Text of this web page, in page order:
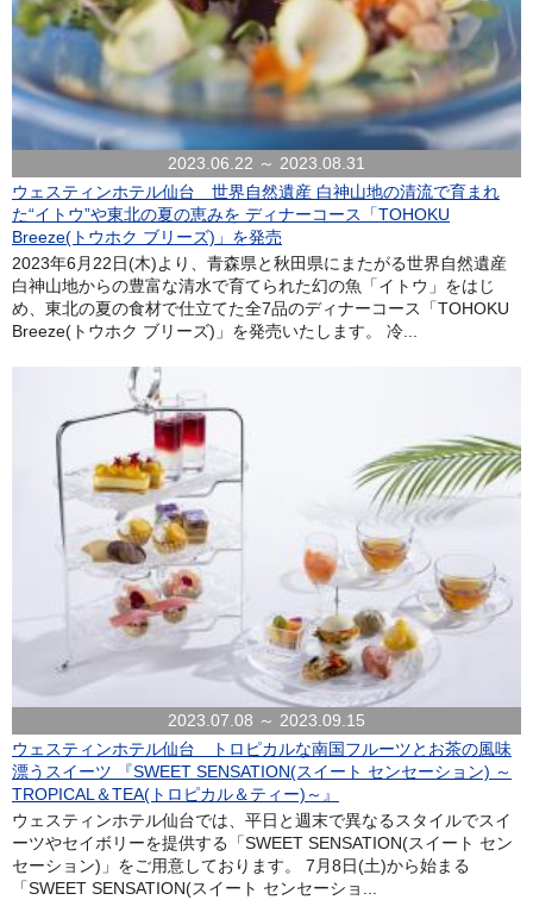
2023.06.22 ～ 2023.08.31
ウェスティンホテル仙台 世界自然遺産 白神山地の清流で育まれ
た“イトウ”や東北の夏の恵みを ディナーコース「TOHOKU
Breeze(トウホク ブリーズ)」を発売
2023年6月22日(木)より、青森県と秋田県にまたがる世界自然遺産
白神山地からの豊富な清水で育てられた幻の魚「イトウ」をはじ
め、東北の夏の食材で仕立てた全7品のディナーコース「TOHOKU
Breeze(トウホク ブリーズ)」を発売いたします。 冷...
2023.07.08 ～ 2023.09.15
ウェスティンホテル仙台 トロピカルな南国フルーツとお茶の風味
漂うスイーツ 『SWEET SENSATION(スイート センセーション) ～
TROPICAL＆TEA(トロピカル＆ティー)～』
ウェスティンホテル仙台では、平日と週末で異なるスタイルでスイ
ーツやセイボリーを提供する「SWEET SENSATION(スイート セン
セーション)」をご用意しております。 7月8日(土)から始まる
「SWEET SENSATION(スイート センセーショ...